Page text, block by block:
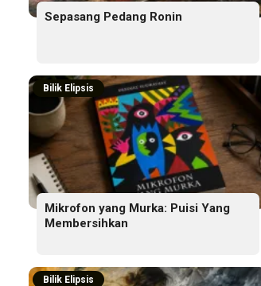
Sepasang Pedang Ronin
Bilik Elipsis
Mikrofon yang Murka: Puisi Yang
Membersihkan
Bilik Elipsis